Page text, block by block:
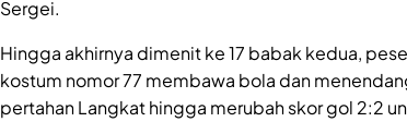
Sergei.
Hingga akhirnya dimenit ke 17 babak kedua,
kostum nomor 77 membawa bola dan
pertahan Langkat hingga merubah skor gol 2:2